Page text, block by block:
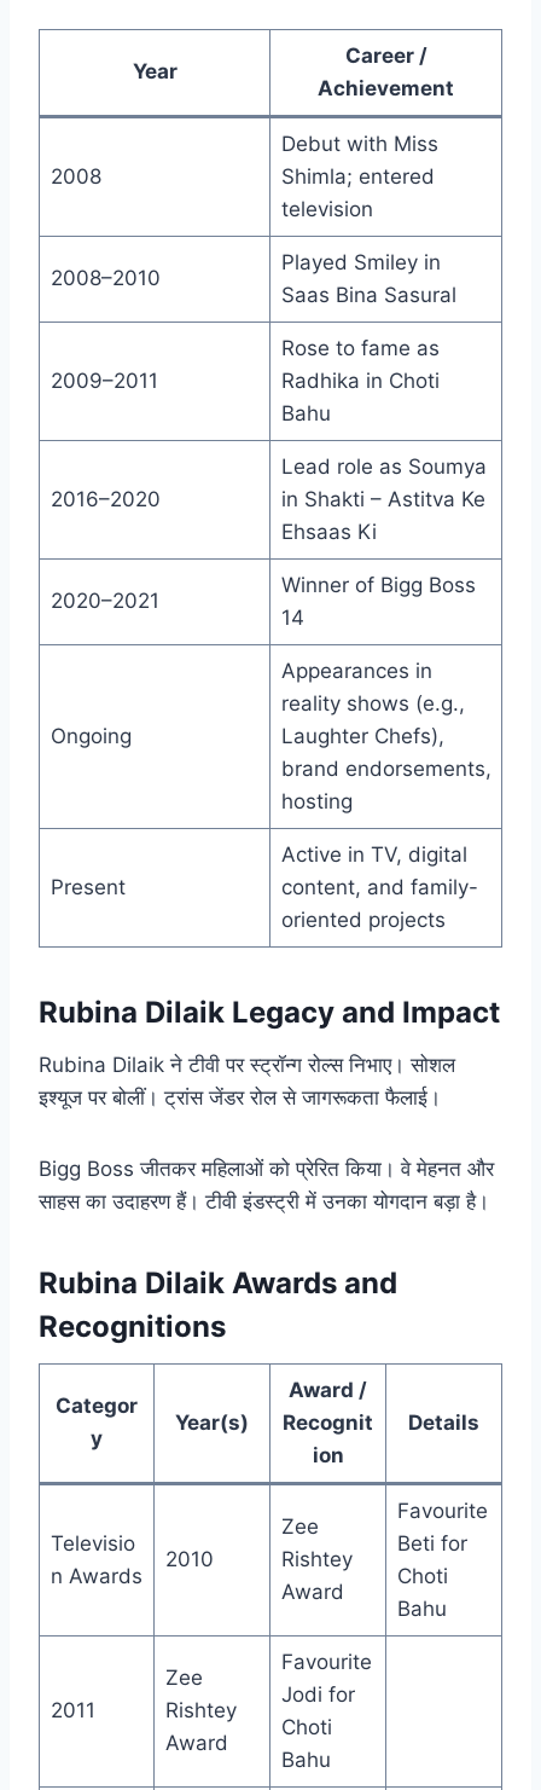
Year
Career /
Achievement
2008
Debut with Miss
Shimla; entered
television
2008–2010
Played Smiley in
Saas Bina Sasural
2009–2011
Rose to fame as
Radhika in Choti
Bahu
2016–2020
Lead role as Soumya
in Shakti – Astitva Ke
Ehsaas Ki
2020–2021
Winner of Bigg Boss
14
Ongoing
Appearances in
reality shows (e.g.,
Laughter Chefs),
brand endorsements,
hosting
Present
Active in TV, digital
content, and family-
oriented projects
Rubina Dilaik Legacy and Impact
Rubina Dilaik ने टीवी पर स्ट्रॉन्ग रोल्स निभाए। सोशल
इश्यूज पर बोलीं। ट्रांस जेंडर रोल से जागरूकता फैलाई।
Bigg Boss जीतकर महिलाओं को प्रेरित किया। वे मेहनत और
साहस का उदाहरण हैं। टीवी इंडस्ट्री में उनका योगदान बड़ा है।
Rubina Dilaik Awards and
Recognitions
Categor
y
Year(s)
Award /
Recognit
ion
Details
Televisio
n Awards
2010
Zee
Rishtey
Award
Favourite
Beti for
Choti
Bahu
2011
Zee
Rishtey
Award
Favourite
Jodi for
Choti
Bahu